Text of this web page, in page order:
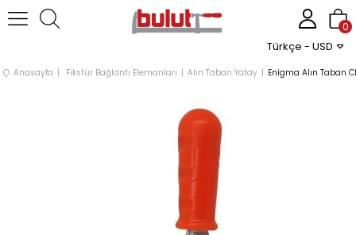
Türkçe - USD
0
Anasayfa Fikstür Bağlantı Elemanları Alın Taban Yatay Enigma Alın Taban